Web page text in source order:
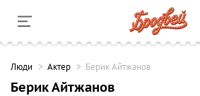
Люди Актер Берик Айтжанов
Берик Айтжанов